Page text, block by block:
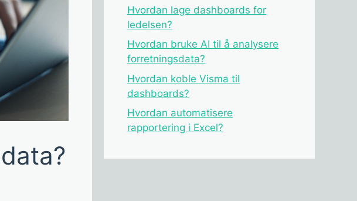
Hvordan lage dashboards for
ledelsen?
Hvordan bruke AI til å analysere
forretningsdata?
Hvordan koble Visma til
dashboards?
Hvordan automatisere
rapportering i Excel?